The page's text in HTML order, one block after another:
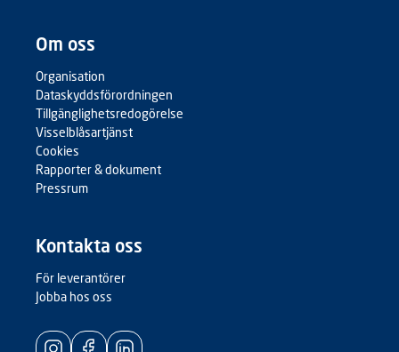
Om oss
Organisation
Dataskyddsförordningen
Tillgänglighetsredogörelse
Visselblåsartjänst
Cookies
Rapporter & dokument
Pressrum
Kontakta oss
För leverantörer
Jobba hos oss